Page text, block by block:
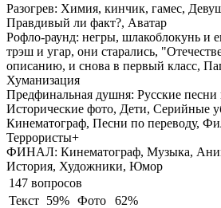
Разогрев: Химия, кинчик, гамес,
Правдивый ли факт?, Аватар
Рофло-раунд: негры, шлакоблокунь и
трэш и угар, они старались,
описанию, и снова в первый класс,
Хуманизация
Предфинальная душня: Русские песни
Исторические фото, Дети, Серийные
Кинематограф, Песни по переводу,
Террористы+
ФИНАЛ: Кинематограф, Музыка,
История, Художники, Юмор
147 вопросов
Текст 59% Фото
62%